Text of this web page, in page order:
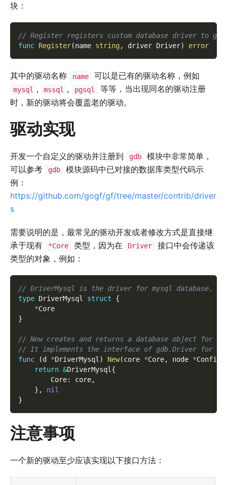
块：
// Register registers custom database driver to
func Register(name string, driver Driver) error
其中的驱动名称 name 可以是已有的驱动名称，例如
mysql , mssql , pgsql
等等，当出现同名的驱动注册
时，新的驱动将会覆盖老的驱动。
驱动实现
开发一个自定义的驱动并注册到 gdb
模块中非常简单，
可以参考
gdb
模块源码中已对接的数据库类型代码示
例：
https://github.com/gogf/gf/tree/master/contrib/driver
s
需要说明的是，最常见的驱动开发或者修改方式是直接继
承于现有
*Core 类型，因为在 Driver
接口中会传递该
类型的对象，例如：
// DriverMysql is the driver for mysql database.
type DriverMysql struct
{
*Core
}
// New creates and returns a database object for
// It implements the interface of gdb.Driver for
func
(d *DriverMysql ) New(core *Core, node *
return &DriverMysql {
        Core
: core,
} ,
nil
}
注意事项
一个新的驱动至少应该实现以下接口方法：